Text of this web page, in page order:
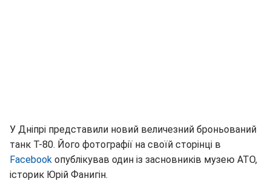
У Дніпрі представили новий величезний броньований
танк Т-80. Його фотографії на своїй сторінці в
Facebook опублікував один із засновників музею АТО,
історик Юрій Фанигін.